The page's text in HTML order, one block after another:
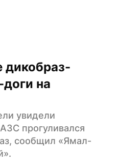
дикобраз-
на
увидели
прогуливался
сообщил «Ямал-